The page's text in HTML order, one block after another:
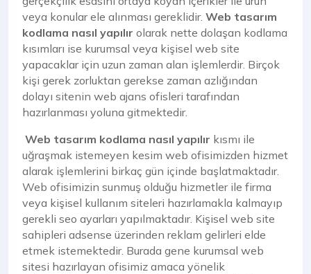
veya konular ele alınması gereklidir. Web tasarım
kodlama nasıl yapılır olarak nette dolaşan kodlama
kısımları ise kurumsal veya kişisel web site
yapacaklar için uzun zaman alan işlemlerdir. Birçok
kişi gerek zorluktan gerekse zaman azlığından
dolayı sitenin web ajans ofisleri tarafından
hazırlanması yoluna gitmektedir.
Web tasarım kodlama nasıl yapılır kısmı ile
uğraşmak istemeyen kesim web ofisimizden hizmet
alarak işlemlerini birkaç gün içinde başlatmaktadır.
Web ofisimizin sunmuş olduğu hizmetler ile firma
veya kişisel kullanım siteleri hazırlamakla kalmayıp
gerekli seo ayarları yapılmaktadır. Kişisel web site
sahipleri adsense üzerinden reklam gelirleri elde
etmek istemektedir. Burada gene kurumsal web
sitesi hazırlayan ofisimiz amaca yönelik